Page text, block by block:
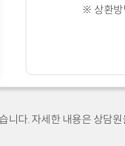
※ 상환방
다. 자세한 내용은 상담